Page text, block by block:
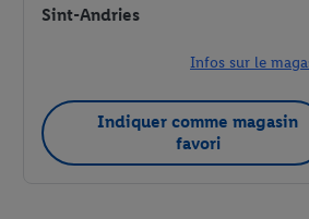
Sint-Andries
Infos sur le
Indiquer comme magasin
favori